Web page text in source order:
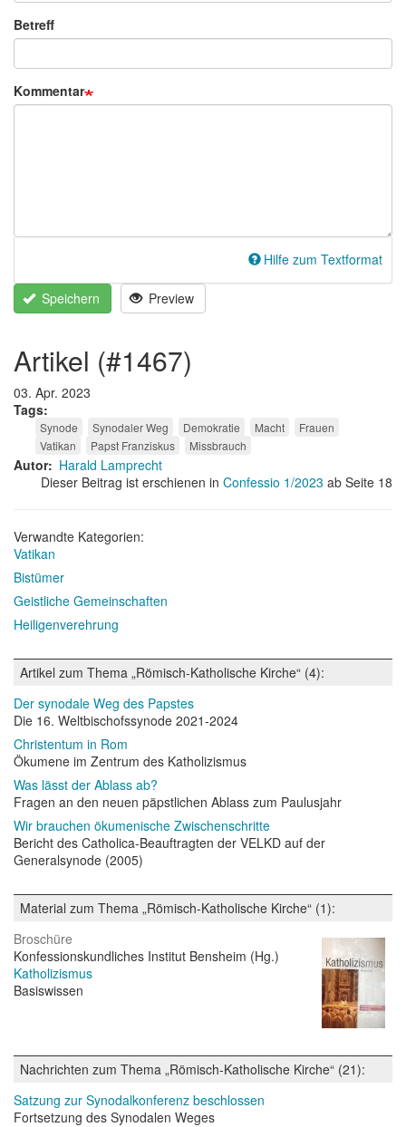
Betreff
Kommentar
Hilfe zum Textformat
Speichern Preview
artikel (#1467)
03. Apr. 2023
Tags
Synode Synodaler Weg Demokratie Macht
Frauen
Vatikan
Papst Franziskus Missbrauch
Autor
Harald Lamprecht
Dieser Beitrag ist erschienen in Confessio 1/2023 ab Seite 18
Verwandte Kategorien:
Vatikan
Bistümer
Geistliche Gemeinschaften
Heiligenverehrung
Artikel zum Thema „Römisch-Katholische Kirche“ (4):
Der synodale Weg des Papstes
Die 16. Weltbischofssynode 2021-2024
Christentum in Rom
Ökumene im Zentrum des Katholizismus
Was lässt der Ablass ab?
Fragen an den neuen päpstlichen Ablass zum Paulusjahr
Wir brauchen ökumenische Zwischenschritte
Bericht des Catholica-Beauftragten der VELKD auf der
Generalsynode (2005)
Material zum Thema „Römisch-Katholische Kirche“ (1):
Broschüre
Konfessionskundliches Institut Bensheim (Hg.)
Katholizismus
Basiswissen
Nachrichten zum Thema „Römisch-Katholische Kirche“ (21):
Satzung zur Synodalkonferenz beschlossen
Fortsetzung des Synodalen Weges